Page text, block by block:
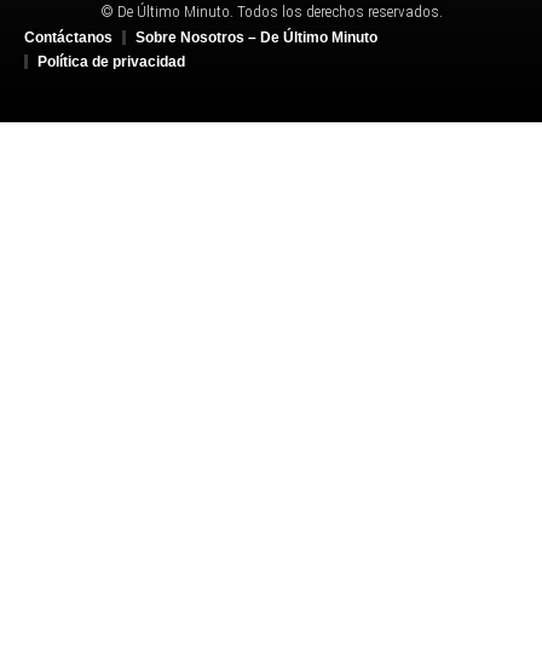
© De Último Minuto. Todos los derechos reservados.
Contáctanos
Sobre Nosotros – De Último Minuto
Política de privacidad